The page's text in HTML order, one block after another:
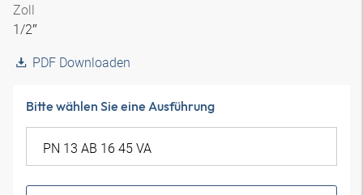
Zoll
1/2″
PDF Downloaden
Bitte wählen Sie eine Ausführung